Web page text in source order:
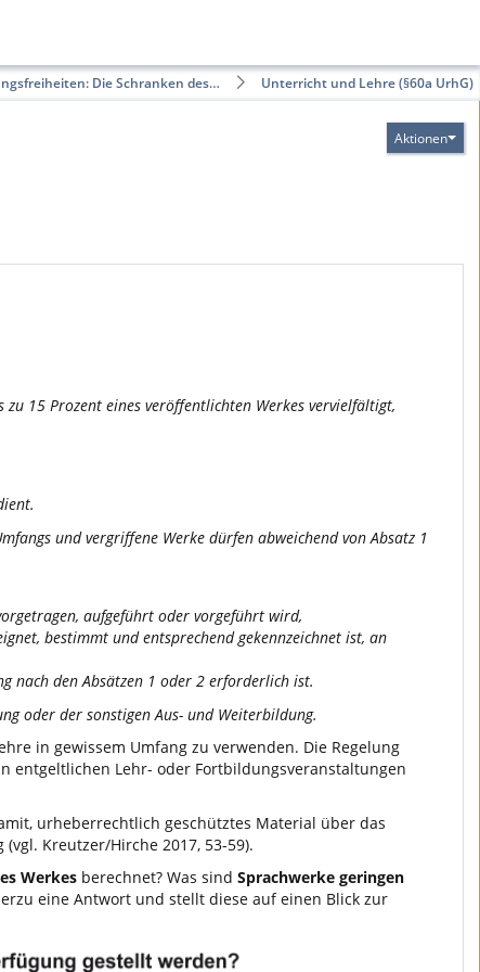
Die Schranken des… Unterricht und Lehre (§60a UrhG)
Aktionen
15 Prozent eines veröffentlichten Werkes vervielfältigt,
und vergriffene Werke dürfen abweichend von Absatz 1
aufgeführt oder vorgeführt wird,
bestimmt und entsprechend gekennzeichnet ist, an
nach den Absätzen 1 oder 2 erforderlich ist.
oder der sonstigen Aus- und Weiterbildung.
in gewissem Umfang zu verwenden. Die Regelung
entgeltlichen Lehr- oder Fortbildungsveranstaltungen
urheberrechtlich geschütztes Material über das
Kreutzer/Hirche 2017, 53-59).
Werkes berechnet? Was sind Sprachwerke geringen
eine Antwort und stellt diese auf einen Blick zur